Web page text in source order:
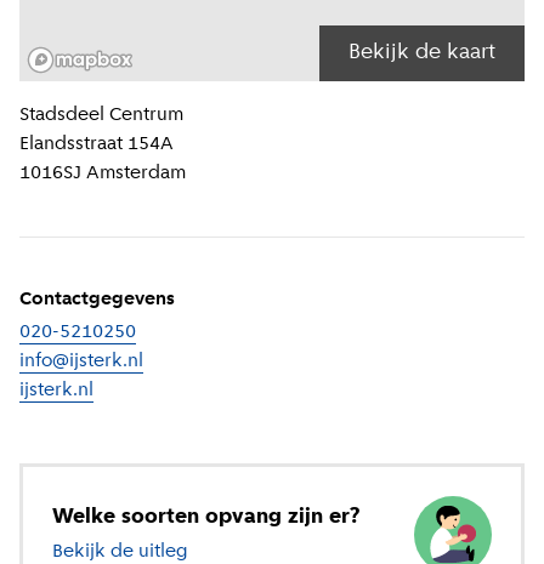
Bekijk de kaart
Locatiegegevens
Stadsdeel Centrum
Elandsstraat 154A
1016SJ Amsterdam
Contactgegevens
020-5210250
info@ijsterk.nl
ijsterk.nl
Welke soorten opvang zijn er?
Bekijk de uitleg over verschillende soorten opvang